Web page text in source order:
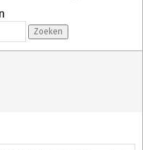
Zoeken